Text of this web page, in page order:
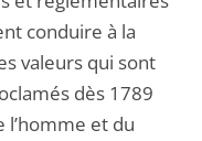
conduire à la
valeurs qui sont
dès 1789
l’homme et du